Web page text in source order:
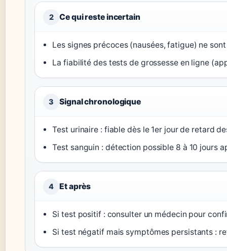
2 Ce qui reste incertain
Les signes précoces (nausées, fatigue) ne
La fiabilité des tests de grossesse en ligne
3 Signal chronologique
Test urinaire : fiable dès le 1er jour de retard
Test sanguin : détection possible 8 à 10 jours
4 Et après
Si test positif : consulter un médecin pour
Si test négatif mais symptômes persistants :